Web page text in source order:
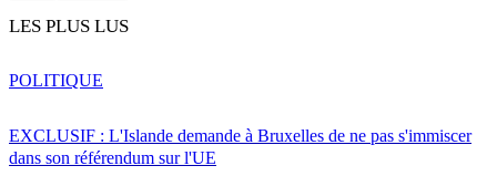
LES PLUS LUS
EXCLUSIF : L'Islande demande à Bruxelles de ne pas s'immiscer
dans son référendum sur l'UE
POLITIQUE